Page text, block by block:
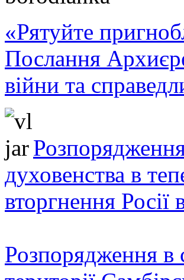
«Рятуйте
Послання
війни та
духовенства в
вторгнення Росії
Розпорядження в